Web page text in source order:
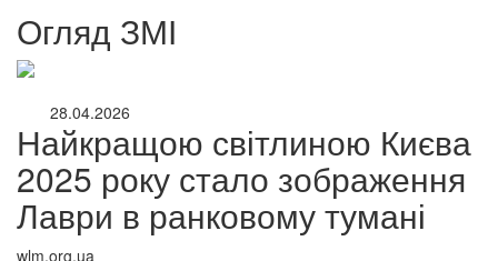
Огляд ЗМІ
28.04.2026
Найкращою світлиною Києва
2025 року стало зображення
Лаври в ранковому тумані
wlm.org.ua